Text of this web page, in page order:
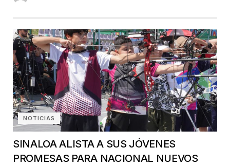
NOTICIAS
SINALOA ALISTA A SUS JÓVENES
PROMESAS PARA NACIONAL NUEVOS